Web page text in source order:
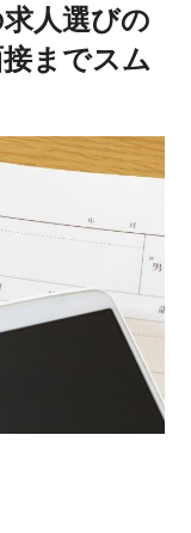
人選びの
までスム